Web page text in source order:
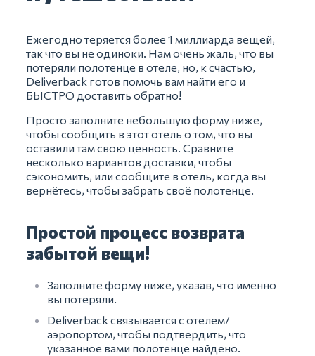
Ежегодно теряется более 1 миллиарда вещей,
так что вы не одиноки. Нам очень жаль, что вы
потеряли полотенце в отеле, но, к счастью,
Deliverback готов помочь вам найти его и
БЫСТРО доставить обратно!
Просто заполните небольшую форму ниже,
чтобы сообщить в этот отель о том, что вы
оставили там свою ценность. Сравните
несколько вариантов доставки, чтобы
сэкономить, или сообщите в отель, когда вы
вернётесь, чтобы забрать своё полотенце.
Простой процесс возврата
забытой вещи!
Заполните форму ниже, указав, что именно
вы потеряли.
Deliverback связывается с отелем/
аэропортом, чтобы подтвердить, что
указанное вами полотенце найдено.